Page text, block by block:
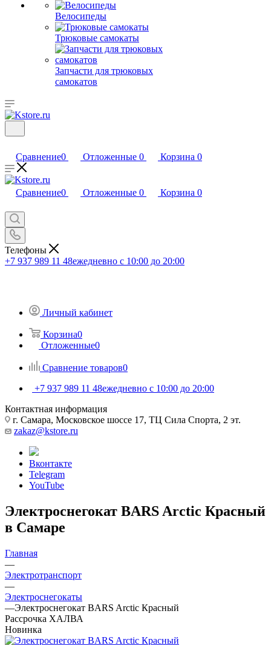
Велосипеды
Трюковые самокаты
Запчасти для трюковых
самокатов
Сравнение0 Отложенные 0 Корзина 0
Сравнение0 Отложенные 0 Корзина 0
Телефоны
+7 937 989 11 48ежедневно с 10:00 до 20:00
Личный кабинет
Корзина0
Отложенные0
Сравнение товаров0
+7 937 989 11 48ежедневно с 10:00 до 20:00
Контактная информация
г. Самара, Московское шоссе 17, ТЦ Сила Спорта, 2 эт.
zakaz@kstore.ru
Вконтакте
Telegram
YouTube
Электроснегокат BARS Arctic Красный
в Самаре
Главная
—
Электротранспорт
—
Электроснегокаты
—Электроснегокат BARS Arctic Красный
Рассрочка ХАЛВА
Новинка